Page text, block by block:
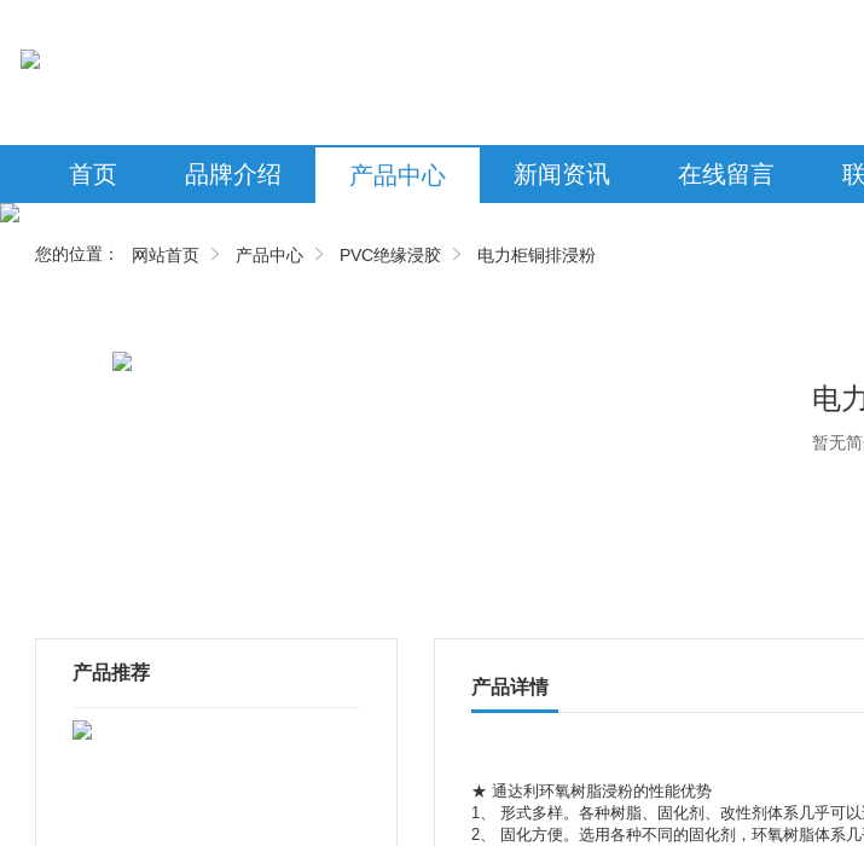
首页 品牌介绍 产品中心 新闻资讯 在线留言
您的位置： 网站首页 产品中心 PVC绝缘浸胶 电力柜铜排浸粉
电
暂无
产品推荐
产品详情
★ 通达利环氧树脂浸粉的性能优势
1、 形式多样。各种树脂、固化剂、改性剂体系几乎可
2、 固化方便。选用各种不同的固化剂，环氧树脂体系